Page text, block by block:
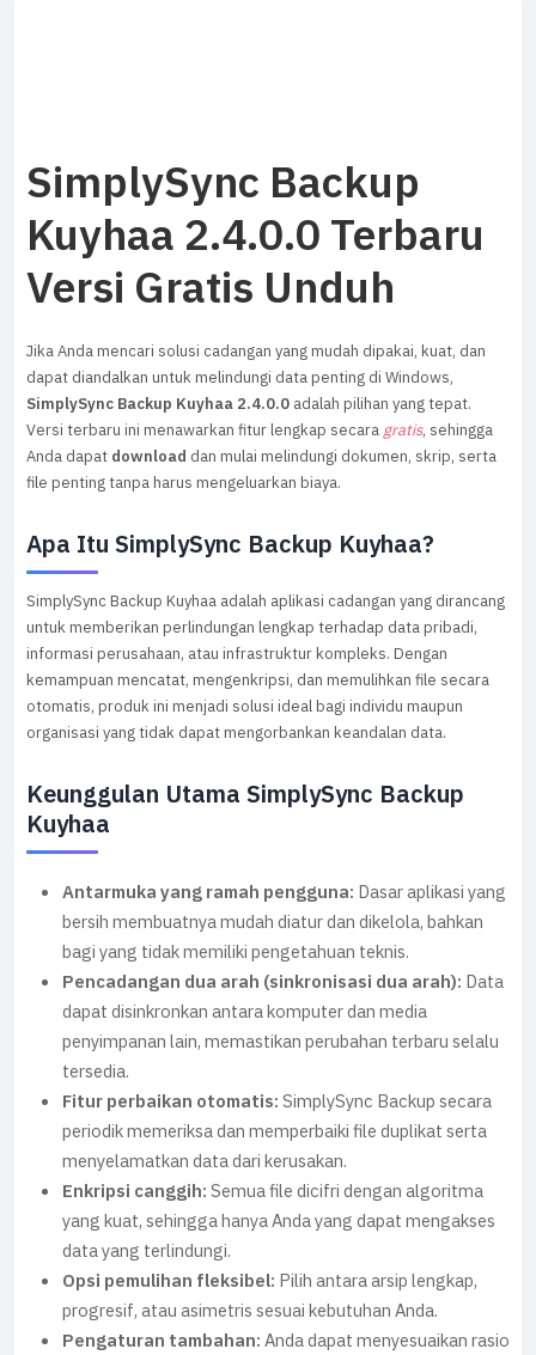
SimplySync Backup
Kuyhaa 2.4.0.0 Terbaru
Versi Gratis Unduh
Jika Anda mencari solusi cadangan yang mudah dipakai, kuat, dan
dapat diandalkan untuk melindungi data penting di Windows,
SimplySync Backup Kuyhaa 2.4.0.0 adalah pilihan yang tepat.
Versi terbaru ini menawarkan fitur lengkap secaragratis, sehingga
Anda dapat download dan mulai melindungi dokumen, skrip, serta
file penting tanpa harus mengeluarkan biaya.
Apa Itu SimplySync Backup Kuyhaa?
SimplySync Backup Kuyhaa adalah aplikasi cadangan yang dirancang
untuk memberikan perlindungan lengkap terhadap data pribadi,
informasi perusahaan, atau infrastruktur kompleks. Dengan
kemampuan mencatat, mengenkripsi, dan memulihkan file secara
otomatis, produk ini menjadi solusi ideal bagi individu maupun
organisasi yang tidak dapat mengorbankan keandalan data.
Keunggulan Utama SimplySync Backup
Kuyhaa
Antarmuka yang ramah pengguna: Dasar aplikasi yang
bersih membuatnya mudah diatur dan dikelola, bahkan
bagi yang tidak memiliki pengetahuan teknis.
Pencadangan dua arah (sinkronisasi dua arah): Data
dapat disinkronkan antara komputer dan media
penyimpanan lain, memastikan perubahan terbaru selalu
tersedia.
Fitur perbaikan otomatis:SimplySync Backup secara
periodik memeriksa dan memperbaiki file duplikat serta
menyelamatkan data dari kerusakan.
Enkripsi canggih:Semua file dicifri dengan algoritma
yang kuat, sehingga hanya Anda yang dapat mengakses
data yang terlindungi.
Opsi pemulihan fleksibel: Pilih antara arsip lengkap,
progresif, atau asimetris sesuai kebutuhan Anda.
Pengaturan tambahan:Anda dapat menyesuaikan rasio